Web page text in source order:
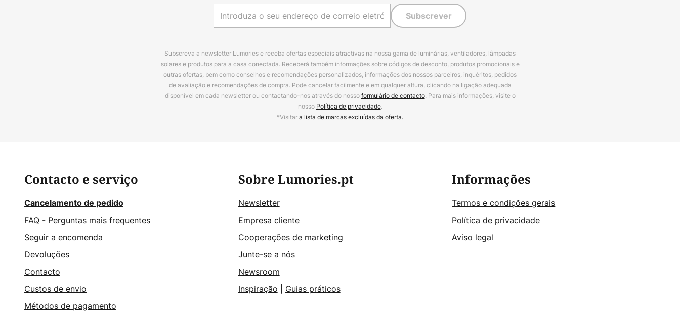
Subscrever
Subscreva a newsletter Lumories e receba ofertas especiais atractivas na nossa gama de luminárias, ventiladores, lâmpadas
solares e produtos para a casa conectada. Receberá também informações sobre códigos de desconto, produtos promocionais e
outras ofertas, bem como conselhos e recomendações personalizados, informações dos nossos parceiros, inquéritos, pedidos
de avaliação e recomendações de compra. Pode cancelar facilmente e em qualquer altura, clicando na ligação adequada
disponível em cada newsletter ou contactando-nos através do nossoformulário de contacto. Para mais informações, visite o
nosso Política de privacidade.
*Visitara lista de marcas excluídas da oferta.
Contacto e serviço
Cancelamento de pedido
FAQ - Perguntas mais frequentes
Seguir a encomenda
Devoluções
Contacto
Custos de envio
Métodos de pagamento
Sobre Lumories.pt
Newsletter
Empresa cliente
Cooperações de marketing
Junte-se a nós
Newsroom
Inspiração
Guias práticos
Informações
Termos e condições gerais
Política de privacidade
Aviso legal